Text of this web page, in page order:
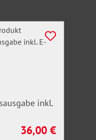
inkl.
Regulärer Preis:
36,00 €